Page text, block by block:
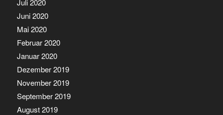
Juli 2020
Juni 2020
Mai 2020
Februar 2020
Januar 2020
Dezember 2019
November 2019
September 2019
August 2019